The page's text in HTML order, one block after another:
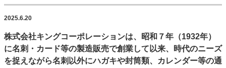
カテゴリー一覧
新商品 デジタル印刷
印刷通販
SDGs・地域
ポストプレス ビジネス イベント 信用情報
業界
市場・統計
人事・移転・異動・訃報
2025.6.20
株式会社キングコーポレーションは、昭和７年（1932年）
に名刺・カード等の製造販売で創業して以来、時代のニーズ
を捉えながら名刺以外にハガキや封筒類、カレンダー等の通